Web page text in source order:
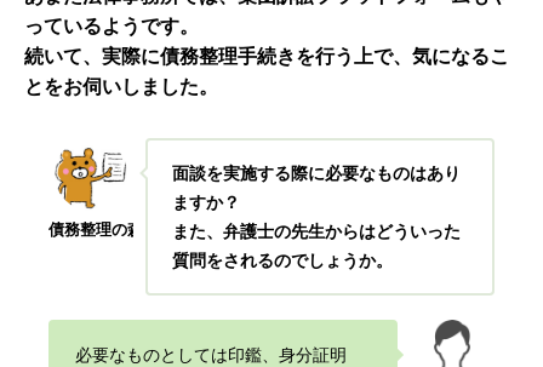
っているようです。
続いて、実際に債務整理手続きを行う上で、気になるこ
とをお伺いしました。
債務整理の森
面談を実施する際に必要なものはあり
ますか？
また、弁護士の先生からはどういった
質問をされるのでしょうか。
必要なものとしては印鑑、身分証明